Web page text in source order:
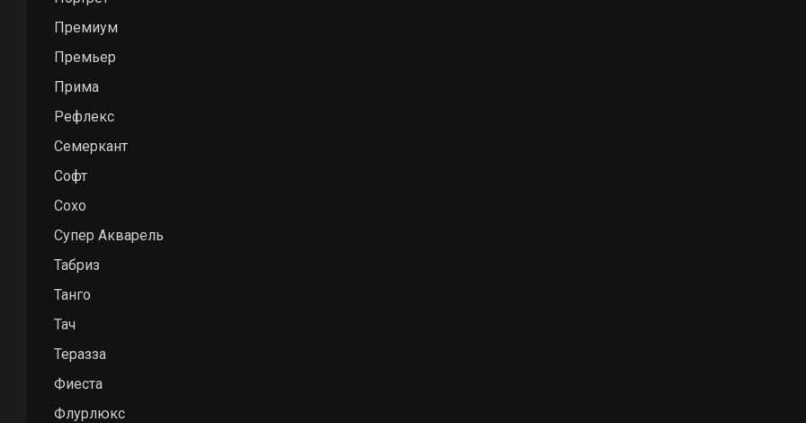
Премиум
Премьер
Прима
Рефлекс
Семеркант
Софт
Сохо
Супер Акварель
Табриз
Танго
Тач
Теразза
Фиеста
Флурлюкс